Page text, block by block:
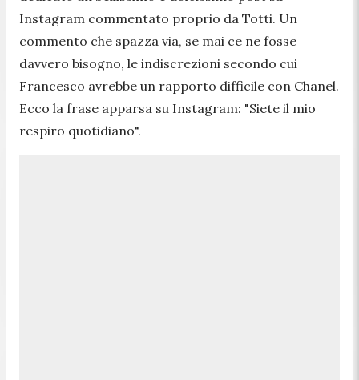
Instagram commentato proprio da Totti. Un
commento che spazza via, se mai ce ne fosse
davvero bisogno, le indiscrezioni secondo cui
Francesco avrebbe un rapporto difficile con Chanel.
Ecco la frase apparsa su Instagram: "Siete il mio
respiro quotidiano".